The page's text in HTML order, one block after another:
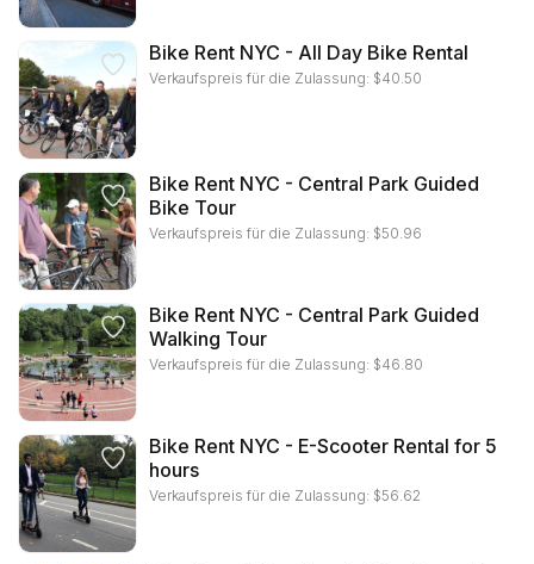
Bike Rent NYC - All Day Bike Rental
Verkaufspreis für die Zulassung: $40.50
Bike Rent NYC - Central Park Guided
Bike Tour
Verkaufspreis für die Zulassung: $50.96
Bike Rent NYC - Central Park Guided
Walking Tour
Verkaufspreis für die Zulassung: $46.80
Bike Rent NYC - E-Scooter Rental for 5
hours
Verkaufspreis für die Zulassung: $56.62